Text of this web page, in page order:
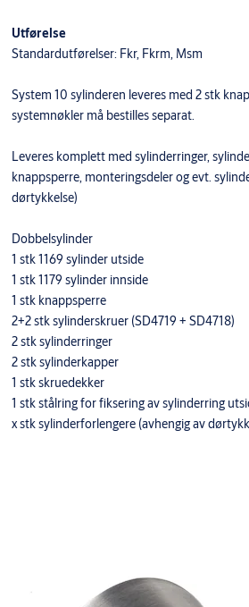
Utførelse
Standardutførelser: Fkr, Fkrm, Msm
System 10 sylinderen leveres med 2 stk
systemnøkler må bestilles separat.
Leveres komplett med sylinderringer,
knappsperre, monteringsdeler og evt.
dørtykkelse)
Dobbelsylinder
1 stk 1169 sylinder utside
1 stk 1179 sylinder innside
1 stk knappsperre
2+2 stk sylinderskruer (SD4719 + SD4718)
2 stk sylinderringer
2 stk sylinderkapper
1 stk skruedekker
1 stk stålring for fiksering av sylinderring
x stk sylinderforlengere (avhengig av